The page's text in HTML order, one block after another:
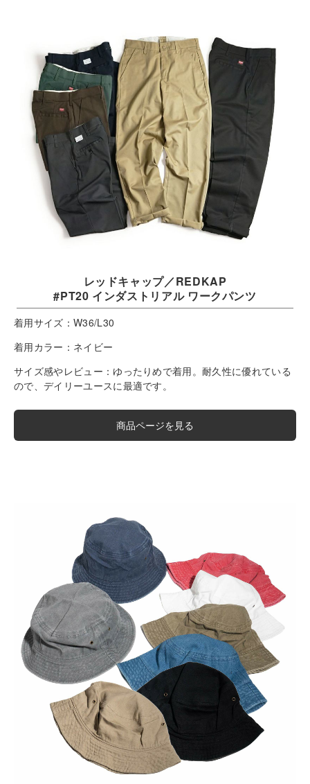
レッドキャップ／REDKAP
#PT20 インダストリアル ワークパンツ
着用サイズ： W36/L30
着用カラー： ネイビー
サイズ感やレビュー： ゆったりめで着用。耐久性に優れている
ので、デイリーユースに最適です。
商品ページを見る